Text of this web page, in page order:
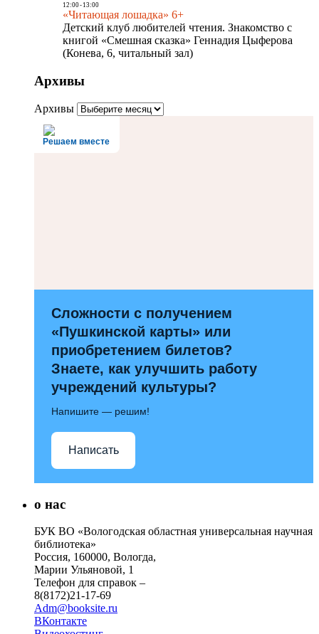
12:00- 13:00
«Читающая лошадка» 6+
Детский клуб любителей чтения. Знакомство с
книгой «Смешная сказка» Геннадия Цыферова
(Конева, 6, читальный зал)
Архивы
Архивы
Решаем вместе
Сложности с получением
«Пушкинской карты» или
приобретением билетов?
Знаете, как улучшить работу
учреждений культуры?
Напишите — решим!
Написать
о нас
БУК ВО «Вологодская областная универсальная научная
библиотека»
Россия, 160000, Вологда,
Марии Ульяновой, 1
Телефон для справок –
8(8172)21-17-69
Adm@booksite.ru
ВКонтакте